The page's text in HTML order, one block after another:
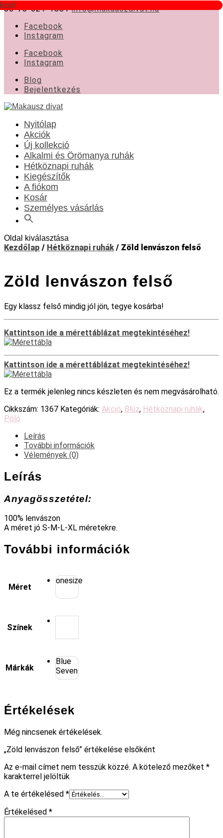
06-70-621-1881 info@makauszdivat.hu
Facebook
Instagram
Facebook
Instagram
Blog
Bejelentkezés
Nyitólap
Akciók
Új kollekció
Alkalmi és Örömanya ruhák
Hétköznapi ruhák
Kiegészítők
A fiókom
Kosár
Személyes vásárlás
Oldal kiválasztása
Kezdőlap / Hétköznapi ruhák / Zöld lenvászon felső
Zöld lenvászon felső
Egy klassz felső mindig jól jön, tegye kosárba!
Kattintson ide a mérettáblázat megtekintéséhez!
Kattintson ide a mérettáblázat megtekintéséhez!
Ez a termék jelenleg nincs készleten és nem megvásárolható.
Cikkszám: 1367 Kategóriák: Akció, Blúz, Hétköznapi ruhák,
Póló
Leírás
További információk
Vélemények (0)
Leírás
Anyagösszetétel:
100% lenvászon
A méret jó S-M-L-XL méretekre.
További információk
Méret
onesize
Színek
Márkák
Blue
Seven
Értékelések
Még nincsenek értékelések.
„Zöld lenvászon felső” értékelése elsőként
Az e-mail címet nem tesszük közzé. A kötelező mezőket *
karakterrel jelöltük
A te értékelésed *
Értékelésed *